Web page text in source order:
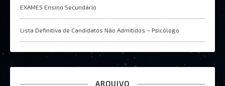
EXAMES Ensino Secundário
Lista Definitiva de Candidatos Não Admitidos – Psicólogo
ARQUIVO